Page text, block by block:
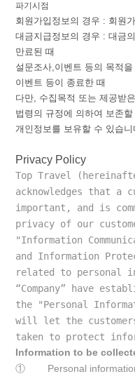
파기시점
회원가입정보의 경우 : 회원
대금지급정보의 경우 :대금의
만료된 때
설문조사,이벤트 등의 목적을
이벤트 등이 종료한 때
다만, 수집목적 또는 제공받은
법령의 규정에 의하여 보존할
개인정보를 보유할 수 있습니
Privacy Policy
Top Travel
acknowledges that a
important, and is
privacy of our
"Information
and Information
related to personal
“Company” have
the "Personal
will let the
taken to protect
Information to be
① Personal